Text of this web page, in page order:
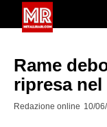
Rame
ripresa nel
Redazione online 10/